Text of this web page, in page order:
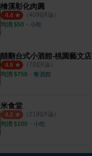
檜溪彰化肉圓
4.4 （ 40則評論）
均消 $50 ・ 小吃
囍翻台式小酒館-桃園藝文店
4.6 （ 7則評論）
均消 $750 ・ 餐酒館
米食堂
4.2 （ 21 則評論）
均消 $100 ・ 小吃